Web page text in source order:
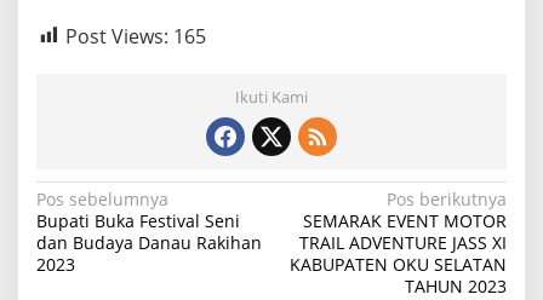
Post Views: 165
Ikuti Kami
N
a
v
Pos sebelumnya
Bupati Buka Festival Seni
dan Budaya Danau Rakihan
2023
Pos berikutnya
SEMARAK EVENT MOTOR
TRAIL ADVENTURE JASS XI
KABUPATEN OKU SELATAN
TAHUN 2023